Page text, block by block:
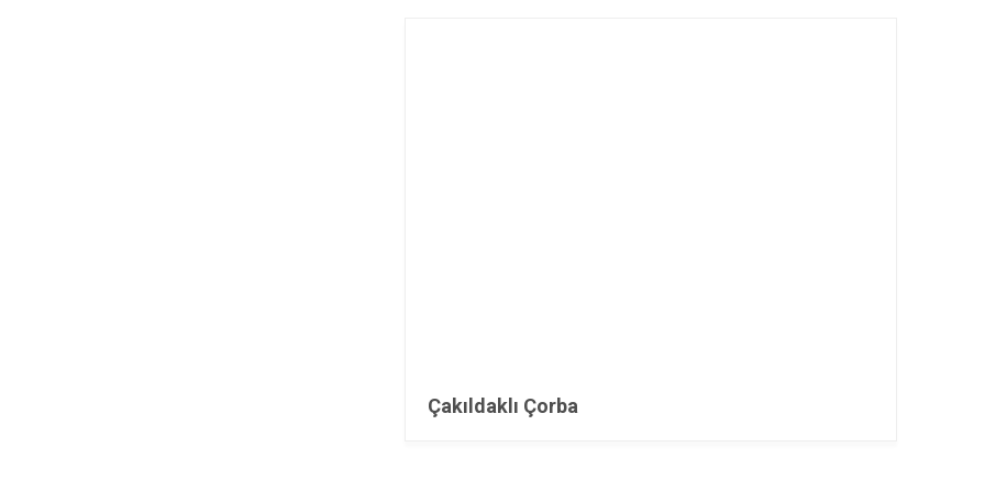
Çakıldaklı Çorba